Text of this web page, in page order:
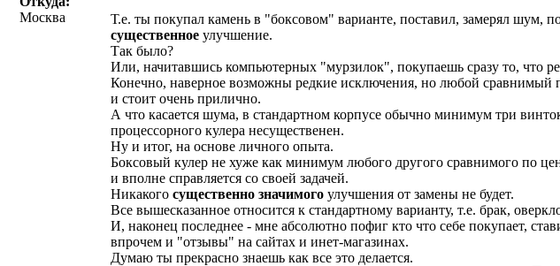
Москва
Т.е. ты покупал камень в "боксовом" варианте, поставил, замерял шум,
существенное улучшение.
Так было?
Или, начитавшись компьютерных "мурзилок", покупаешь сразу то, что
Конечно, наверное возможны редкие исключения, но любой сравнимый
и стоит очень прилично.
А что касается шума, в стандартном корпусе обычно минимум три
процессорного кулера несущественен.
Ну и итог, на основе личного опыта.
Боксовый кулер не хуже как минимум любого другого сравнимого по
и вполне справляется со своей задачей.
Никакого существенно значимого улучшения от замены не будет.
Все вышесказанное относится к стандартному варианту, т.е. брак,
И, наконец последнее - мне абсолютно пофиг кто что себе покупает,
впрочем и "отзывы" на сайтах и инет-магазинах.
Думаю ты прекрасно знаешь как все это делается.